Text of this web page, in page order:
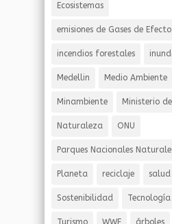
Ecosistemas
emisiones de Gases de
incendios forestales
Medellin Medio Ambiente
Minambiente Ministerio
Naturaleza ONU
Parques Nacionales
Planeta reciclaje salud
Sostenibilidad Tecnología